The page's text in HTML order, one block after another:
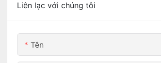
Liên lạc với chúng tôi
Tên